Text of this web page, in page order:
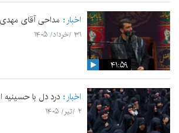
۴۱:۵۹
اخبار مداحی آقای
۳۱ /خرداد/ ۱۴۰۵
اخبار درد دل با حسینیه
۲ /تیر/ ۱۴۰۵